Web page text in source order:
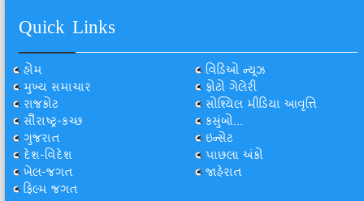
Quick Links
હોમ
મુખ્ય સમાચાર
રાજકોટ
સૌરાષ્ટ્ર-કચ્છ
ગુજરાત
દેશ-વિદેશ
ખેલ-જગત
ફિલ્મ જગત
વિડિઓ ન્યૂઝ
ફોટો ગેલેરી
સોશ્યિલ મીડિયા આવૃત્તિ
કસુંબો...
ઇન્સેટ
પાછલા અંકો
જાહેરાત